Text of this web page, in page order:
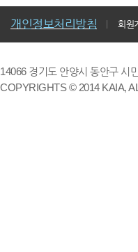
개인정보처리방침 회원
14066 경기도 안양시 동안구 시
COPYRIGHTS © 2014 KAIA,